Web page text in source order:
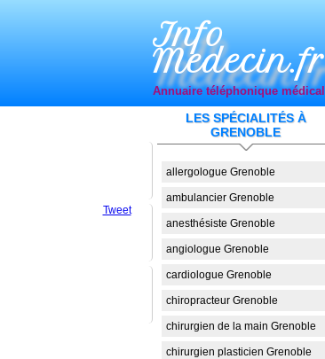
Tweet
Info
Medecin.fr
Annuaire téléphonique médical
LES SPÉCIALITÉS À
GRENOBLE
allergologue Grenoble
ambulancier Grenoble
anesthésiste Grenoble
angiologue Grenoble
cardiologue Grenoble
chiropracteur Grenoble
chirurgien de la main Grenoble
chirurgien plasticien Grenoble